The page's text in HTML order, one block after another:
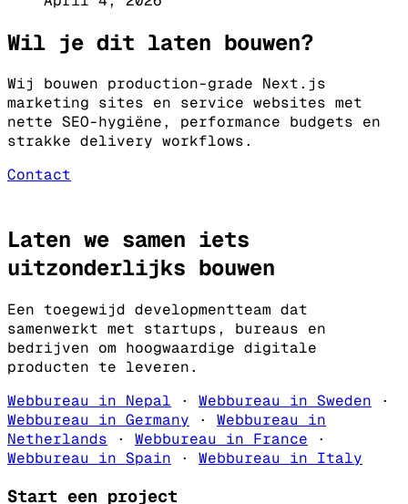
Wil je dit laten bouwen?
Wij bouwen production-grade Next.js
marketing sites en service websites met
nette SEO-hygiëne, performance budgets en
strakke delivery workflows.
Contact
Laten we samen iets
uitzonderlijks bouwen
Een toegewijd developmentteam dat
samenwerkt met startups, bureaus en
bedrijven om hoogwaardige digitale
producten te leveren.
Webbureau in Nepal · Webbureau in Sweden ·
Webbureau in Germany · Webbureau in
Netherlands · Webbureau in France ·
Webbureau in Spain · Webbureau in Italy
Start een project